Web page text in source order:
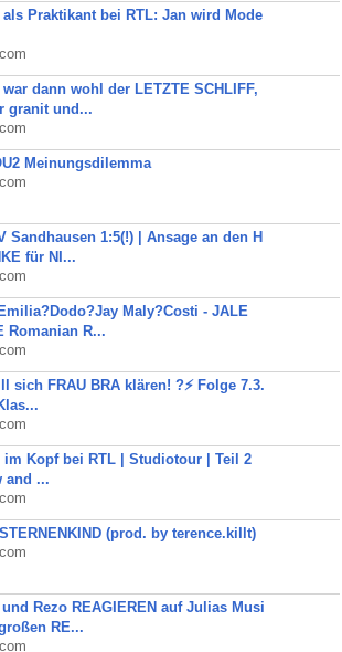
als Praktikant bei RTL: Jan wird Mode
war dann wohl der LETZTE SCHLIFF,
granit und...
Meinungsdilemma
Sandhausen 1:5(!) | Ansage an den H
für NI...
Maly?Costi - JALE
Romanian R...
sich FRAU BRA klären! ?⚡️ Folge 7.3.
im Kopf bei RTL | Studiotour | Teil 2
and ...
(prod. by terence.killt)
Rezo REAGIEREN auf Julias Musi
RE...